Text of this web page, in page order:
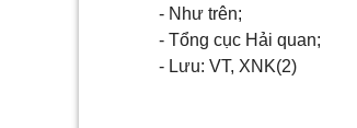
- Như trên;
- Tổng cục Hải quan;
- Lưu: VT, XNK(2)